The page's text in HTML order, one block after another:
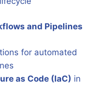
and Pipelines
for automated
as Code (IaC) in